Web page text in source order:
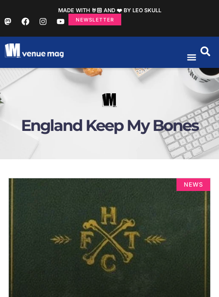
MADE WITH 🤘🏻 AND ❤️ BY LEO SKULL
NEWSLETTER
England Keep My Bones
NEWS